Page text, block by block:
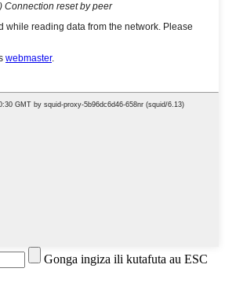
Gonga ingiza ili kutafuta au ESC